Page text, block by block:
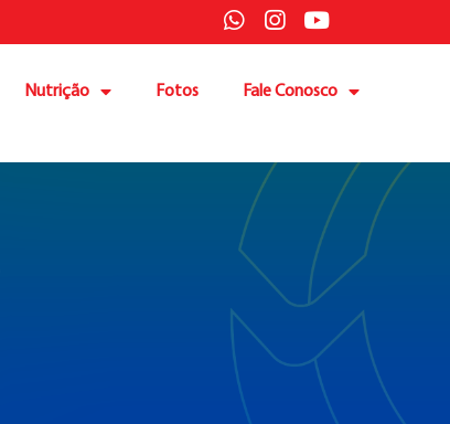
Nutrição Fotos Fale Conosco